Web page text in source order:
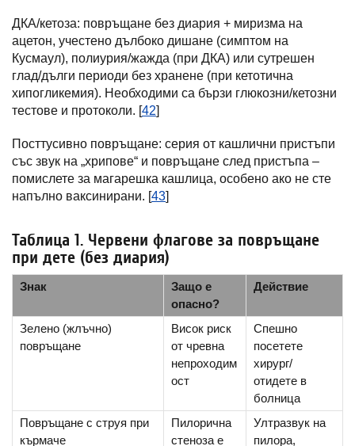
ДКА/кетоза: повръщане без диария + миризма на
ацетон, учестено дълбоко дишане (симптом на
Кусмаул), полиурия/жажда (при ДКА) или сутрешен
глад/дълги периоди без хранене (при кетотична
хипогликемия). Необходими са бързи глюкозни/кетозни
тестове и протоколи. [42]
Посттусивно повръщане: серия от кашлични пристъпи
със звук на „хрипове“ и повръщане след пристъпа –
помислете за магарешка кашлица, особено ако не сте
напълно ваксинирани. [43]
Таблица 1. Червени флагове за повръщане
при дете (без диария)
Знак
Защо е
опасно?
Действие
Зелено (жлъчно)
повръщане
Висок риск
от чревна
непроходим
ост
Спешно
посетете
хирург/
отидете в
болница
Повръщане с струя при
кърмаче
Пилорична
стеноза е
Ултразвук на
пилора,